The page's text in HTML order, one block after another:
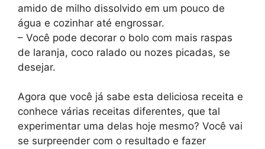
amido de milho dissolvido em um pouco de
água e cozinhar até engrossar.
– Você pode decorar o bolo com mais raspas
de laranja, coco ralado ou nozes picadas, se
desejar.
Agora que você já sabe esta deliciosa receita e
conhece várias receitas diferentes, que tal
experimentar uma delas hoje mesmo? Você vai
se surpreender com o resultado e fazer